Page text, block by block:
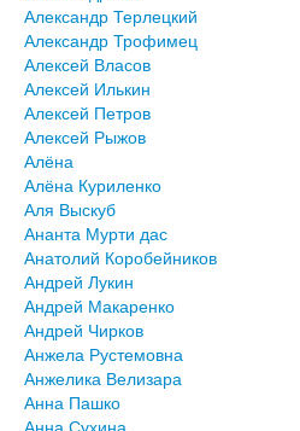
Александр Терлецкий
Александр Трофимец
Алексей Власов
Алексей Илькин
Алексей Петров
Алексей Рыжов
Алёна
Алёна Куриленко
Аля Выскуб
Ананта Мурти дас
Анатолий Коробейников
Андрей Лукин
Андрей Макаренко
Андрей Чирков
Анжела Рустемовна
Анжелика Велизара
Анна Пашко
Анна Сухина